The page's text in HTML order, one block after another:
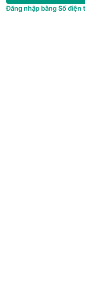
Đăng nhập bằng Số điện